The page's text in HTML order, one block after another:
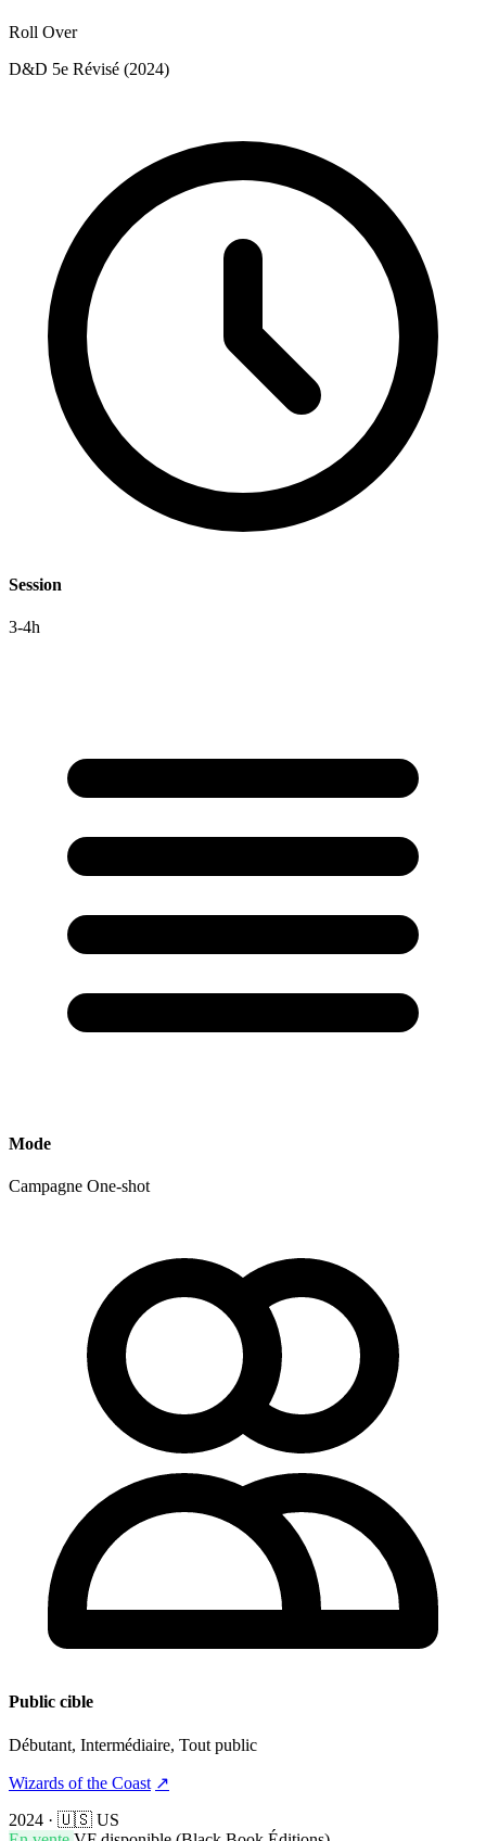
Roll Over
D&D 5e Révisé (2024)
Session
3-4h
Mode
Campagne One-shot
Public cible
Débutant, Intermédiaire, Tout public
Wizards of the Coast ↗
2024 · 🇺🇸 US